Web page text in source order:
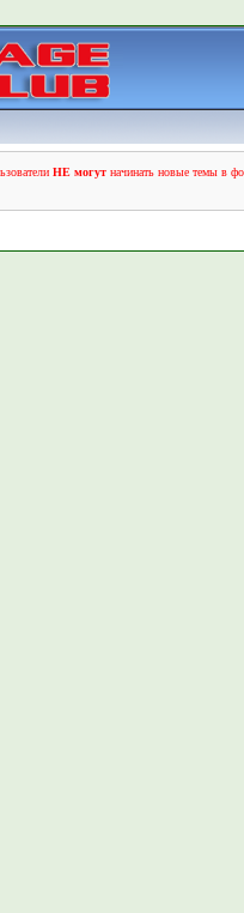
НЕ могутначинать новые темы в